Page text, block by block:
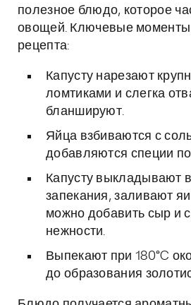
полезное блюдо, которое
овощей. Ключевые моменты
рецепта:
Капусту нарезают
ломтиками и слегка
бланшируют.
Яйца взбиваются с
добавляются специи по
Капусту выкладывают
запекания, заливают
можно добавить сыр и
нежности.
Выпекают при 180°C
до образования